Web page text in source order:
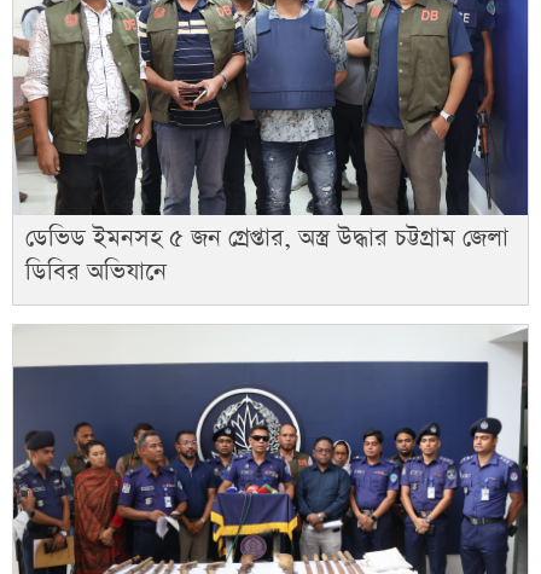
ডেভিড ইমনসহ ৫ জন গ্রেপ্তার, অস্ত্র উদ্ধার চট্টগ্রাম জেলা
ডিবির অভিযানে